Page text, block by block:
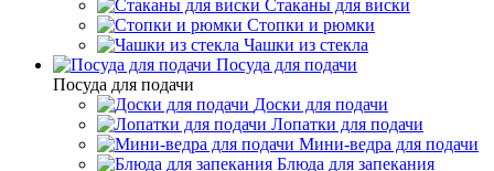
Стаканы для виски
Стопки и рюмки
Чашки из стекла
Посуда для подачи
Посуда для подачи
Доски для подачи
Лопатки для подачи
Мини-ведра для подачи
Блюда для запекания